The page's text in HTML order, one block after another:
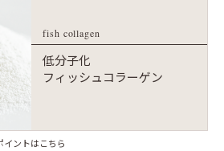
fish collagen
低分子化
フィッシュコラーゲン
ントはこちら